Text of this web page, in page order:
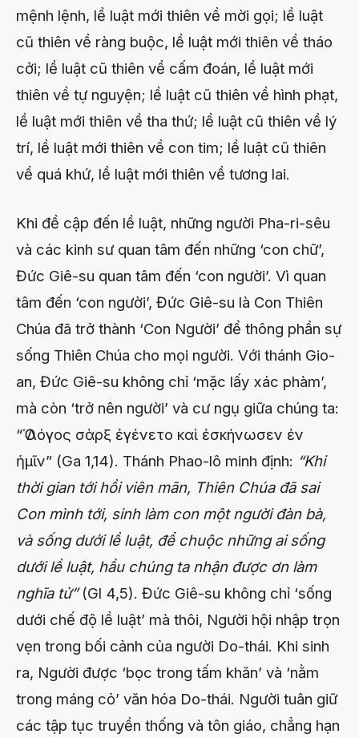
mệnh lệnh, lề luật mới thiên về mời gọi; lề luật
cũ thiên về ràng buộc, lề luật mới thiên về tháo
cởi; lề luật cũ thiên về cấm đoán, lề luật mới
thiên về tự nguyện; lề luật cũ thiên về hình phạt,
lề luật mới thiên về tha thứ; lề luật cũ thiên về lý
trí, lề luật mới thiên về con tim; lề luật cũ thiên
về quá khứ, lề luật mới thiên về tương lai.
Khi đề cập đến lề luật, những người Pha-ri-sêu
và các kinh sư quan tâm đến những ‘con chữ’,
Đức Giê-su quan tâm đến ‘con người’. Vì quan
tâm đến ‘con người’, Đức Giê-su là Con Thiên
Chúa đã trở thành ‘Con Người’ để thông phần sự
sống Thiên Chúa cho mọi người. Với thánh Gio-
an, Đức Giê-su không chỉ ‘mặc lấy xác phàm’,
mà còn ‘trở nên người’ và cư ngụ giữa chúng ta:
“Ὁ Λόγος σὰρξ ἐγένετο καὶ ἐσκήνωσεν ἐν
ἡμῖν” (Ga 1,14). Thánh Phao-lô minh định: “Khi
thời gian tới hồi viên mãn, Thiên Chúa đã sai
Con mình tới, sinh làm con một người đàn bà,
và sống dưới lề luật, để chuộc những ai sống
dưới lề luật, hầu chúng ta nhận được ơn làm
nghĩa tử”(Gl 4,5). Đức Giê-su không chỉ ‘sống
dưới chế độ lề luật’ mà thôi, Người hội nhập trọn
vẹn trong bối cảnh của người Do-thái. Khi sinh
ra, Người được ‘bọc trong tấm khăn’ và ‘nằm
trong máng cỏ’ văn hóa Do-thái. Người tuân giữ
các tập tục truyền thống và tôn giáo, chẳng hạn